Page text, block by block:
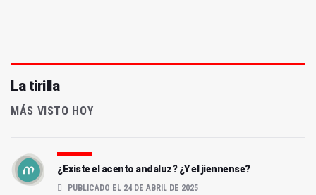
La tirilla
MÁS VISTO HOY
¿Existe el acento andaluz? ¿Y el jiennense?
PUBLICADO EL 24 DE ABRIL DE 2025